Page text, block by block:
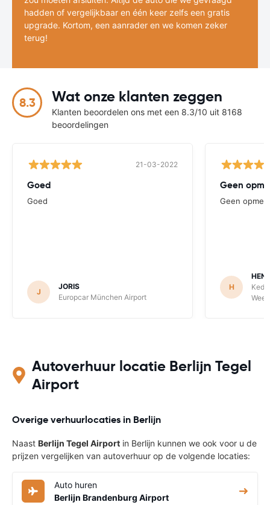
hadden of vergelijkbaar en één keer zelfs een gratis
upgrade. Kortom, een aanrader en we komen zeker
terug!
8.3 Wat onze klanten zeggen
Klanten beoordelen ons met een 8.3/10 uit 8168
beoordelingen
21-03-2022
Goed
Goed
J
JORIS
Europcar München Airport
Geen
Geen
H
Autoverhuur locatie Berlijn Tegel
Airport
Overige verhuurlocaties in Berlijn
Naast Berlijn Tegel Airport in Berlijn kunnen we ook voor u de
prijzen vergelijken van autoverhuur op de volgende locaties:
Auto huren
Berlijn Brandenburg Airport